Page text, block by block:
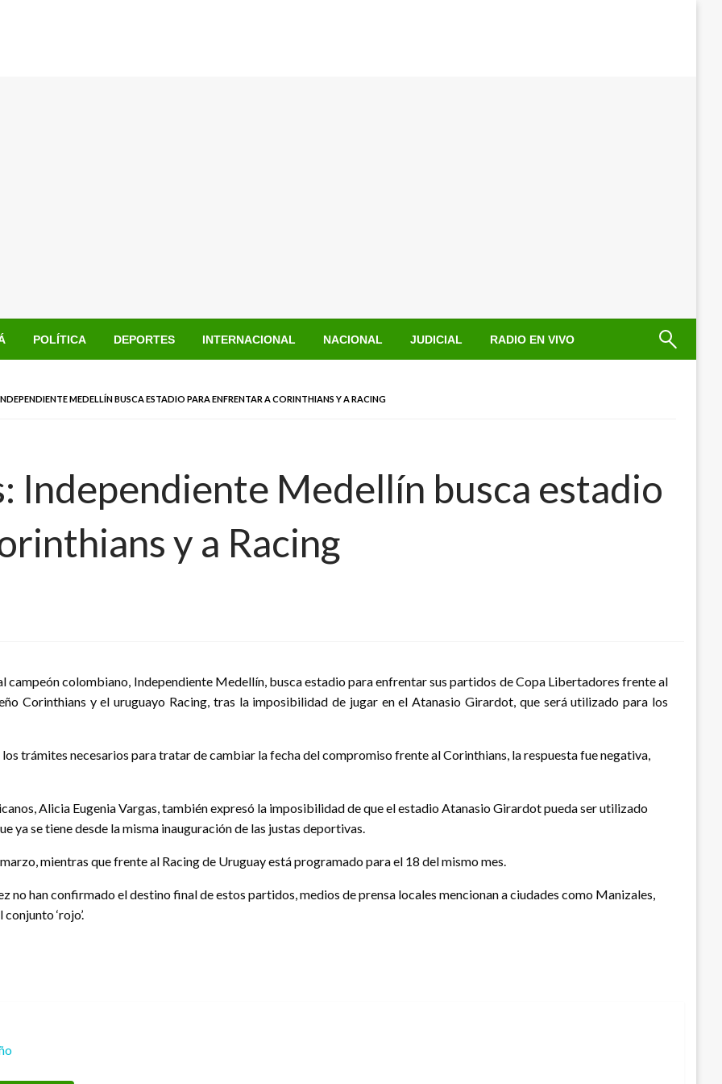
POLÍTICA DEPORTES INTERNACIONAL NACIONAL JUDICIAL RADIO EN VIVO
MEDELLÍN BUSCA ESTADIO PARA ENFRENTAR A CORINTHIANS Y A RACING
Independiente Medellín busca estadio
y a Racing
campeón colombiano, Independiente Medellín, busca estadio para enfrentar sus partidos de Copa Libertadores frente al
Corinthians y el uruguayo Racing, tras la imposibilidad de jugar en el Atanasio Girardot, que será utilizado para los
trámites necesarios para tratar de cambiar la fecha del compromiso frente al Corinthians, la respuesta fue negativa,
Alicia Eugenia Vargas, también expresó la imposibilidad de que el estadio Atanasio Girardot pueda ser utilizado
ya se tiene desde la misma inauguración de las justas deportivas.
mientras que frente al Racing de Uruguay está programado para el 18 del mismo mes.
no han confirmado el destino final de estos partidos, medios de prensa locales mencionan a ciudades como Manizales,
‘rojo’.